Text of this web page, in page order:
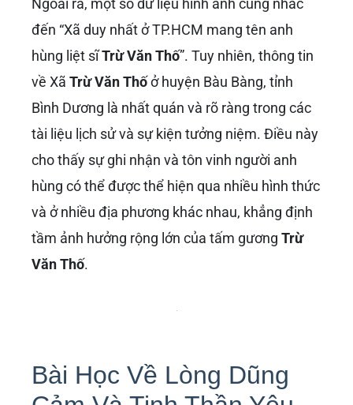
vực công nghiệp và dân cư sầm uất, góp phần
vào sự phát triển năng động của tỉnh Bình
Dương. Các hình ảnh về nhịp sống công
nghiệp, về người lao động và nhà đầu tư tại
Trừ Văn Thốcho thấy sự chuyển mình tích
cực, nhưng vẫn không quên cội nguồn lịch sử.
Các hoạt động cộng đồng, như Đại hội đại biểu
Phụ nữ lần thứ nhất, nhiệm kỳ 2025 – 2030
của Hội LHPN xãTrừ Văn Thố, cho thấy một
cộng đồng gắn kết, đang cùng nhau xây dựng
lịch sử và truyền thống cách mạng.